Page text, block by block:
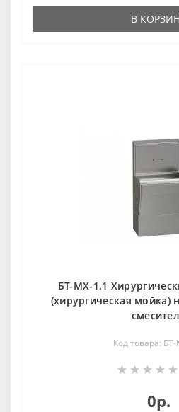
В
БТ-МХ-1.1
(хирургическая мойка)
Код товара:
0р.